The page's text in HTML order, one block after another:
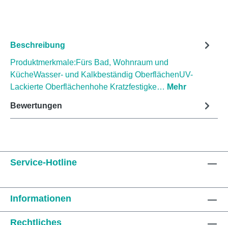
Beschreibung
Produktmerkmale:Fürs Bad, Wohnraum und
KücheWasser- und Kalkbeständig OberflächenUV-
Lackierte Oberflächenhohe Kratzfestigke… Mehr
Bewertungen
Service-Hotline
Informationen
Rechtliches